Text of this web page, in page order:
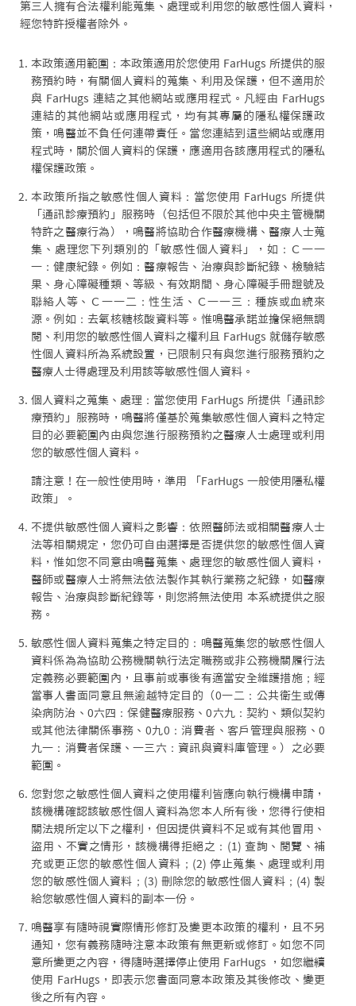
第三人擁有合法權利能蒐集、處理或利用您的敏感性個人資料，
經您特許授權者除外。
本政策適用範圍：本政策適用於您使用 FarHugs 所提供的服
務預約時，有關個人資料的蒐集、利用及保護，但不適用於
與 FarHugs 連結之其他網站或應用程式。凡經由 FarHugs
連結的其他網站或應用程式，均有其專屬的隱私權保護政
策，鳴醫並不負任何連帶責任。當您連結到這些網站或應用
程式時，關於個人資料的保護，應適用各該應用程式的隱私
權保護政策。
本政策所指之敏感性個人資料：當您使用 FarHugs 所提供
「通訊診療預約」服務時（包括但不限於其他中央主管機關
特許之醫療行為），鳴醫將協助合作醫療機構、醫療人士蒐
集、處理您下列類別的「敏感性個人資料」，如：Ｃ一一
一：健康紀錄。例如：醫療報告、治療與診斷紀錄、檢驗結
果、身心障礙種類、等級、有效期間、身心障礙手冊證號及
聯絡人等、Ｃ一一二：性生活、Ｃ一一三：種族或血統來
源。例如：去氧核糖核酸資料等。惟鳴醫承諾並擔保絕無調
閱、利用您的敏感性個人資料之權利且 FarHugs 就儲存敏感
性個人資料所為系統設置，已限制只有與您進行服務預約之
醫療人士得處理及利用該等敏感性個人資料。
個人資料之蒐集、處理：當您使用 FarHugs 所提供「通訊診
療預約」服務時，鳴醫將僅基於蒐集敏感性個人資料之特定
目的必要範圍內由與您進行服務預約之醫療人士處理或利用
您的敏感性個人資料。
請注意！在一般性使用時，準用 「FarHugs 一般使用隱私權
政策」。
不提供敏感性個人資料之影響：依照醫師法或相關醫療人士
法等相關規定，您仍可自由選擇是否提供您的敏感性個人資
料，惟如您不同意由鳴醫蒐集、處理您的敏感性個人資料，
醫師或醫療人士將無法依法製作其執行業務之紀錄，如醫療
報告、治療與診斷紀錄等，則您將無法使用 本系統提供之服
務。
敏感性個人資料蒐集之特定目的：鳴醫蒐集您的敏感性個人
資料係為為協助公務機關執行法定職務或非公務機關履行法
定義務必要範圍內，且事前或事後有適當安全維護措施；經
當事人書面同意且無逾越特定目的（0一二：公共衛生或傳
染病防治、0六四：保健醫療服務、0六九：契約、類似契約
或其他法律關係事務、0九0：消費者、客戶管理與服務、0
九一：消費者保護、一三六：資訊與資料庫管理。）之必要
範圍。
您對您之敏感性個人資料之使用權利皆應向執行機構申請，
該機構確認該敏感性個人資料為您本人所有後，您得行使相
關法規所定以下之權利，但因提供資料不足或有其他冒用、
盜用、不實之情形，該機構得拒絕之：(1) 查詢、閱覽、補
充或更正您的敏感性個人資料；(2) 停止蒐集、處理或利用
您的敏感性個人資料；(3) 刪除您的敏感性個人資料；(4) 製
給您敏感性個人資料的副本一份。
鳴醫享有隨時視實際情形修訂及變更本政策的權利，且不另
通知，您有義務隨時注意本政策有無更新或修訂。如您不同
意所變更之內容，得隨時選擇停止使用 FarHugs ，如您繼續
使用 FarHugs，即表示您書面同意本政策及其後修改、變更
後之所有內容。